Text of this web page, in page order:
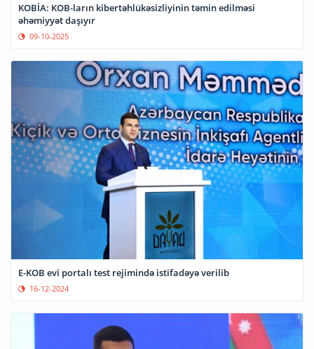
KOBİA: KOB-ların kibertəhlükəsizliyinin təmin edilməsi
əhəmiyyət daşıyır
09-10-2025
E-KOB evi portalı test rejimində istifadəyə verilib
16-12-2024